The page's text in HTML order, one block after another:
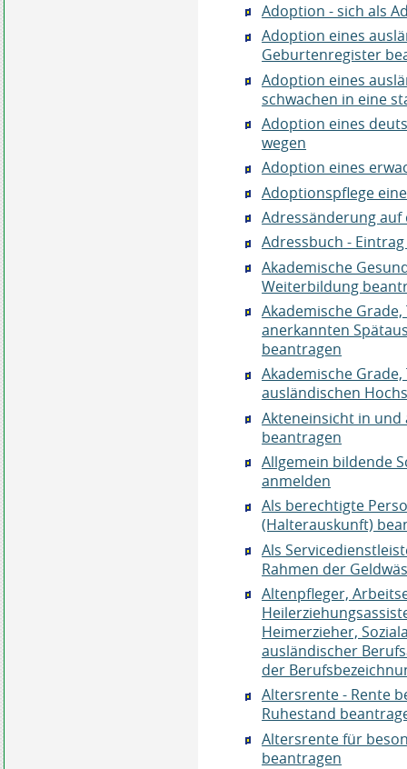
Adoption - sich als
Adoption eines
Geburtenregister
Adoption eines
schwachen in eine
Adoption eines
wegen
Adoption eines
Adoptionspflege
Adressänderung
Adressbuch -
Akademische
Weiterbildung
Akademische
anerkannten
beantragen
Akademische
ausländischen
Akteneinsicht in
beantragen
Allgemein bildende
anmelden
Als berechtigte
(Halterauskunft)
Als
Rahmen der
Altenpfleger,
Heimerzieher,
ausländischer
der
Altersrente - Rente
Ruhestand
Altersrente für
beantragen